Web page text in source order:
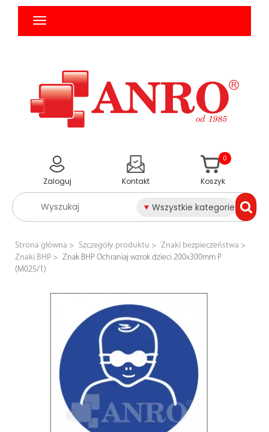
Wszystkie kategorie
Zaloguj Kontakt Koszyk
0
Strona główna Szczegóły produktu
Znaki bezpieczeństwa
Znaki BHP
Znak BHP Ochraniaj wzrok dzieci 200x300mm P
(M025/1)